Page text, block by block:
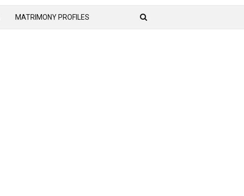
MATRIMONY PROFILES